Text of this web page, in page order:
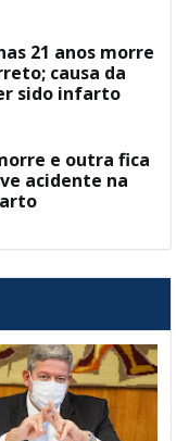
21 anos morre
causa da
sido infarto
e outra fica
acidente na